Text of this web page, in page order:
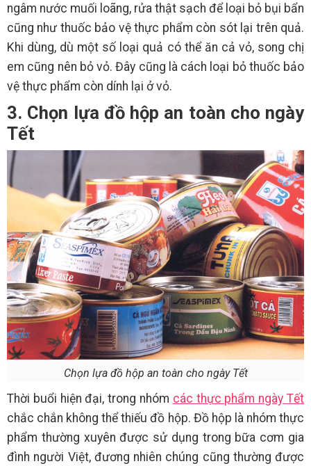
ngâm nước muối loãng, rửa thật sạch để loại bỏ bụi bẩn
cũng như thuốc bảo vệ thực phẩm còn sót lại trên quả.
Khi dùng, dù một số loại quả có thể ăn cả vỏ, song chị
em cũng nên bỏ vỏ. Đây cũng là cách loại bỏ thuốc bảo
vệ thực phẩm còn dính lại ở vỏ.
3. Chọn lựa đồ hộp an toàn cho ngày
Tết
Chọn lựa đồ hộp an toàn cho ngày Tết
Thời buổi hiện đại, trong nhóm các thực phẩm ngày Tết
chắc chắn không thể thiếu đồ hộp. Đồ hộp là nhóm thực
phẩm thường xuyên được sử dụng trong bữa cơm gia
đình người Việt, đương nhiên chúng cũng thường được